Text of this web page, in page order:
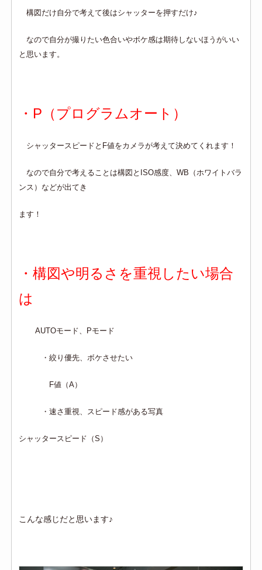
構図だけ自分で考えて後はシャッターを押すだけ♪
なので自分が撮りたい色合いやボケ感は期待しないほうがいい
と思います。
・P（プログラムオート）
シャッタースピードとF値をカメラが考えて決めてくれます！
なので自分で考えることは構図とISO感度、WB（ホワイトバラ
ンス）などが出てき
ます！
・構図や明るさを重視したい場合
は
AUTOモード、Pモード
・絞り優先、ボケさせたい
F値（A）
・速さ重視、スピード感がある写真
シャッタースピード（S）
こんな感じだと思います♪